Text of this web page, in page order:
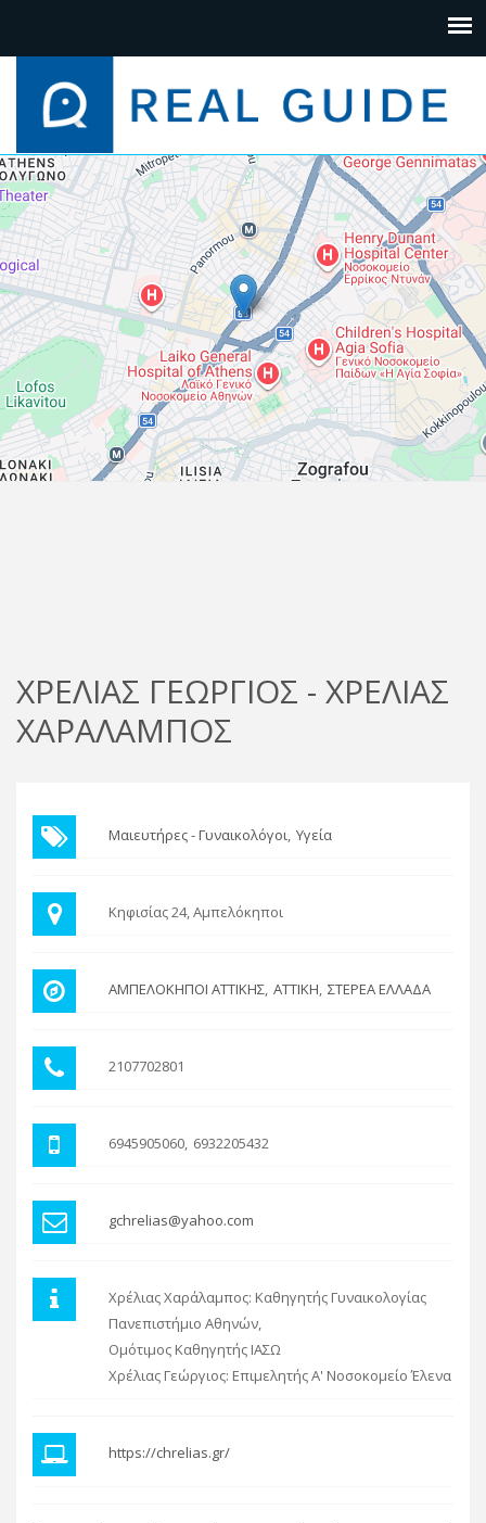
+
−
Leaflet| Map data © Google
ΧΡΕΛΙΑΣ ΓΕΩΡΓΙΟΣ - ΧΡΕΛΙΑΣ
ΧΑΡΑΛΑΜΠΟΣ
Μαιευτήρες - Γυναικολόγοι Υγεία
Κηφισίας 24, Αμπελόκηποι
ΑΜΠΕΛΟΚΗΠΟΙ ΑΤΤΙΚΗΣ ΑΤΤΙΚΗ ΣΤΕΡΕΑ ΕΛΛΑΔΑ
2107702801
6945905060 6932205432
gchrelias@yahoo.com
Χρέλιας Χαράλαμπος: Καθηγητής Γυναικολογίας
Πανεπιστήμιο Αθηνών,
Ομότιμος Καθηγητής ΙΑΣΩ
Χρέλιας Γεώργιος: Επιμελητής Α' Νοσοκομείο Έλενα
https://chrelias.gr/